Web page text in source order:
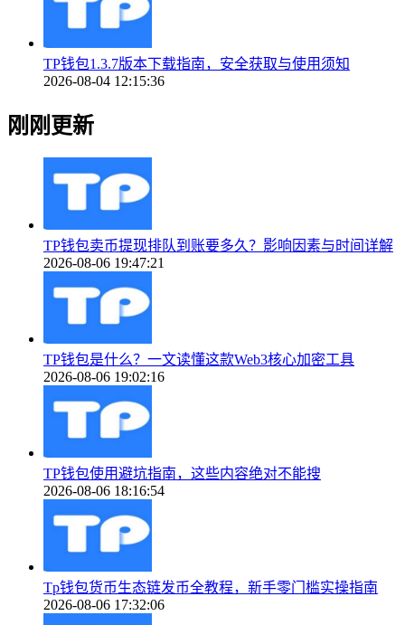
TP钱包1.3.7版本下载指南，安全获取与使用须知
2026-08-04 12:15:36
刚刚更新
TP钱包卖币提现排队到账要多久？影响因素与时间详解
2026-08-06 19:47:21
TP钱包是什么？一文读懂这款Web3核心加密工具
2026-08-06 19:02:16
TP钱包使用避坑指南，这些内容绝对不能搜
2026-08-06 18:16:54
Tp钱包货币生态链发币全教程，新手零门槛实操指南
2026-08-06 17:32:06